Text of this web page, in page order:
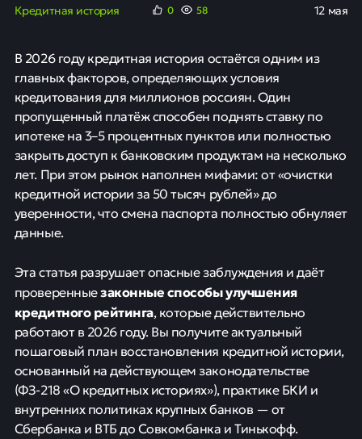
Кредитная история 0 58 12 мая
В 2026 году кредитная история остаётся одним из
главных факторов, определяющих условия
кредитования для миллионов россиян. Один
пропущенный платёж способен поднять ставку по
ипотеке на 3–5 процентных пунктов или полностью
закрыть доступ к банковским продуктам на несколько
лет. При этом рынок наполнен мифами: от «очистки
кредитной истории за 50 тысяч рублей» до
уверенности, что смена паспорта полностью обнуляет
данные.
Эта статья разрушает опасные заблуждения и даёт
проверенныезаконные способы улучшения
кредитного рейтинга, которые действительно
работают в 2026 году. Вы получите актуальный
пошаговый план восстановления кредитной истории,
основанный на действующем законодательстве
(ФЗ-218 «О кредитных историях»), практике БКИ и
внутренних политиках крупных банков — от
Сбербанка и ВТБ до Совкомбанка и Тинькофф.